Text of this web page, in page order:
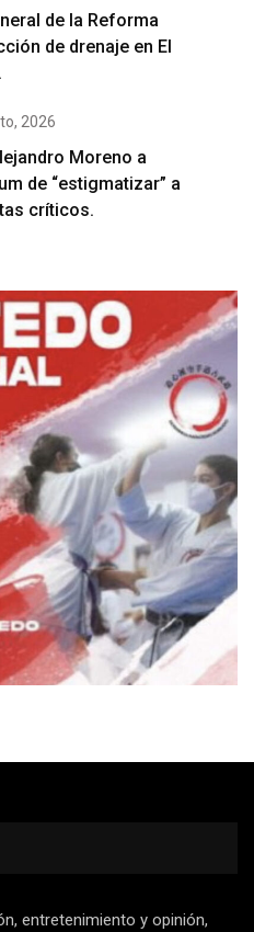
de la Reforma
de drenaje en El
2026
Moreno a
de “estigmatizar” a
críticos.
entretenimiento y opinión,